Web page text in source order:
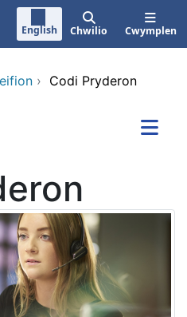
English Chwilio Cwymplen
› Codi Pryderon